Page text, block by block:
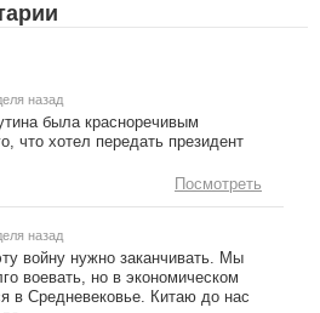
назад
была красноречивым
что хотел передать президент
Посмотреть
назад
войну нужно заканчивать. Мы
воевать, но в экономическом
в Средневековье. Китаю до нас